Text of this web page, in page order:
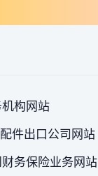
机构网站
件出口公司网站
务保险业务网站